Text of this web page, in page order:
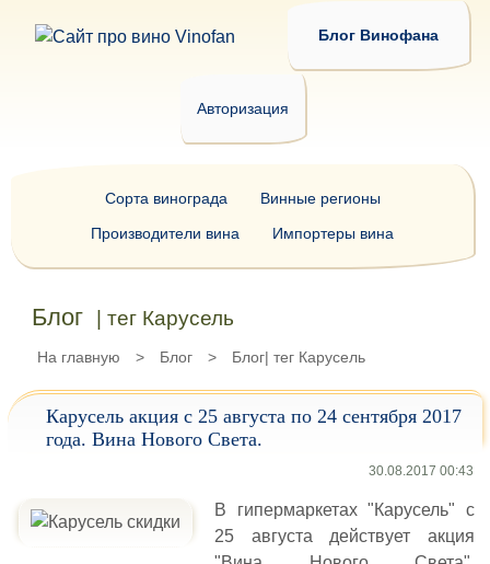
Блог Винофана
Авторизация
Блог | тег Карусель
На главную > Блог > Блог| тег Карусель
Карусель акция с 25 августа по 24 сентября 2017
года. Вина Нового Света.
30.08.2017 00:43
В гипермаркетах "Карусель" с
25 августа действует акция
Сорта винограда
Винные регионы
Производители вина
Импортеры вина